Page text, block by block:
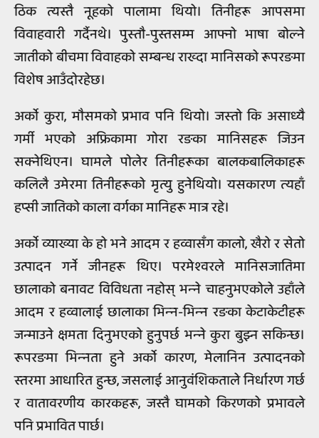
ठिक त्यस्तै नूहको पालामा थियो। तिनीहरू आपसमा
विवाहवारी गर्दैनथे। पुस्‍तौ-पुस्तसम्म आफ्नो भाषा बोल्ने
जातीको बीचमा विवाहको सम्बन्‍ध राख्‍दा मानिसको रूपरङमा
विशेष आउँदोरहेछ।
अर्को कुरा, मौसमको प्रभाव पनि थियो। जस्‍तो कि असाध्‍यै
गर्मी भएको अफ्रिकामा गोरा रङका मानिसहरू जिउन
सक्नेथिएन। घामले पोलेर तिनीहरूका बालकबालिकाहरू
कलिलै उमेरमा तिनीहरूको मृत्यु हुनेथियो। यसकारण त्‍यहाँ
हप्सी जातिको काला वर्गका मानिहरू मात्र रहे।
अर्को व्याख्या के हो भने आदम र हव्वासँग कालो, खैरो र सेतो
उत्पादन गर्ने जीनहरू थिए। परमेश्‍वरले मानिसजातिमा
छालाको बनावट विविधता नहोस् भन्‍ने चाहनुभएकोले उहाँले
आदम र हव्वालाई छालाका भिन्‍न-भिन्‍न रङका केटाकेटीहरू
जन्माउने क्षमता दिनुभएको हुनुपर्छ भन्‍ने कुरा बुझ्न सकिन्छ।
रूपरङमा भिन्‍नता हुने अर्को कारण, मेलानिन उत्पादनको
स्तरमा आधारित हुन्छ, जसलाई आनुवंशिकताले निर्धारण गर्छ
र वातावरणीय कारकहरू, जस्तै घामको किरणको प्रभावले
पनि प्रभावित पार्छ।